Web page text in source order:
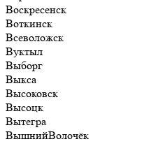
Воскресенск
Воткинск
Всеволожск
Вуктыл
Выборг
Выкса
Высоковск
Высоцк
Вытегра
ВышнийВолочёк